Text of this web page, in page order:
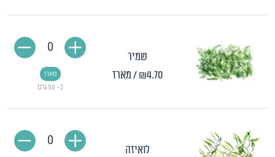
שמיר
₪4.70/ מארז
כ- 50 גרם
מארז
0
לואיזה
0